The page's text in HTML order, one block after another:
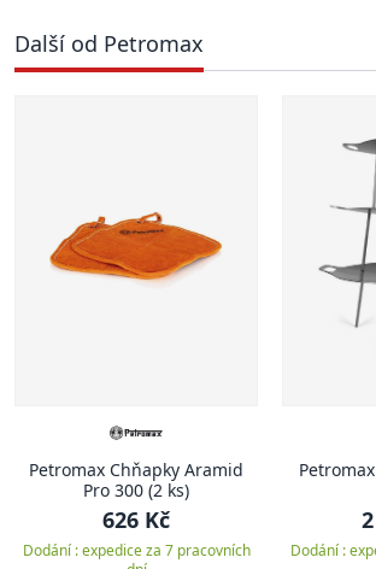
Další od Petromax
Petromax Chňapky Aramid
Pro 300 (2 ks)
626 Kč
Dodání : expedice za 7 pracovních
Dodání :